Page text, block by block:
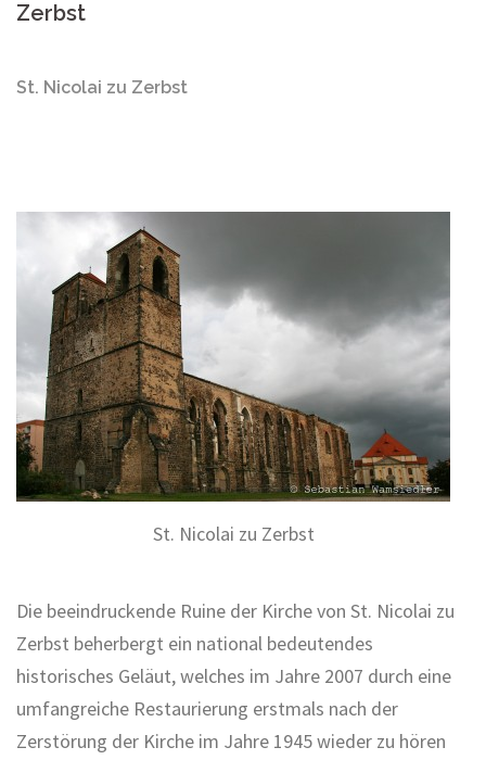
Zerbst
St. Nicolai zu Zerbst
St. Nicolai zu Zerbst
Die beeindruckende Ruine der Kirche von St. Nicolai zu
Zerbst beherbergt ein national bedeutendes
historisches Geläut, welches im Jahre 2007 durch eine
umfangreiche Restaurierung erstmals nach der
Zerstörung der Kirche im Jahre 1945 wieder zu hören